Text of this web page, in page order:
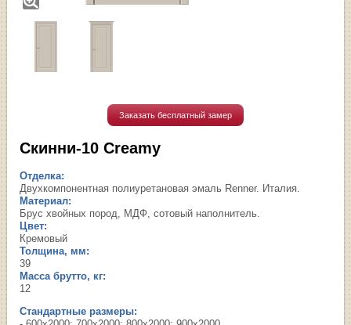
Заказать бесплатный замер
Скинни-10 Creamy
Отделка:
Двухкомпонентная полиуретановая эмаль Renner. Италия.
Материал:
Брус хвойных пород, МДФ, сотовый наполнитель.
Цвет:
Кремовый
Толщина, мм:
39
Масса брутто, кг:
12
Стандартные размеры: